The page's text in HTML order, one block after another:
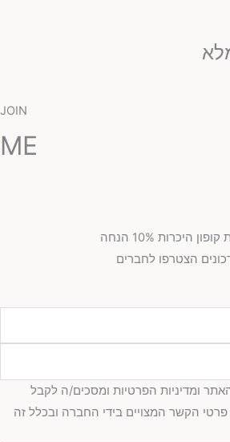
JOIN
ME
היכרות 10% הנחה
הצטרפו לחברים
ומדיניות הפרטיות ומסכים/ה לקבל
פרטי הקשר המצויים בידי החברה ובכלל זה